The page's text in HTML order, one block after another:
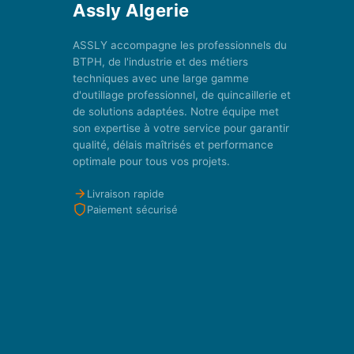
Assly Algerie
ASSLY accompagne les professionnels du
BTPH, de l'industrie et des métiers
techniques avec une large gamme
d'outillage professionnel, de quincaillerie et
de solutions adaptées. Notre équipe met
son expertise à votre service pour garantir
qualité, délais maîtrisés et performance
optimale pour tous vos projets.
Livraison rapide
Paiement sécurisé